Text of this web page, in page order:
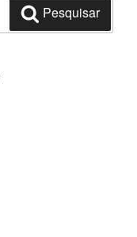
Pesquisar